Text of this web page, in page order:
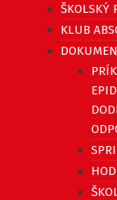
ŠKOLSKÝ
KLUB